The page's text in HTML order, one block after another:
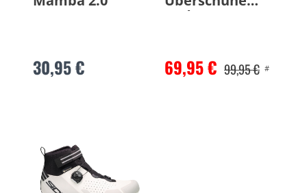
30,95 €
Hydro
69,95 € 99,95 € #